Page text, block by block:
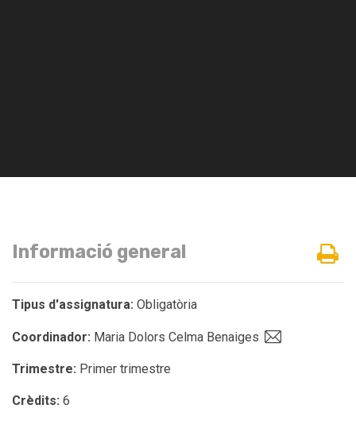
Informació general
Tipus d'assignatura: Obligatòria
Coordinador: Maria Dolors Celma Benaiges
Trimestre: Primer trimestre
Crèdits: 6